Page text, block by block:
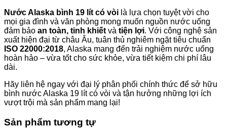
Nước Alaska bình 19 lít có vòi là lựa chọn tuyệt vời cho
mọi gia đình và văn phòng mong muốn nguồn nước uống
đảm bảo an toàn, tinh khiết và tiện lợi. Với công nghệ sản
xuất hiện đại từ châu Âu, tuân thủ nghiêm ngặt tiêu chuẩn
ISO 22000:2018, Alaska mang đến trải nghiệm nước uống
hoàn hảo – vừa tốt cho sức khỏe, vừa tiết kiệm chi phí lâu
dài.
Hãy liên hệ ngay với đại lý phân phối chính thức để sở hữu
bình nước Alaska 19 lít có vòi và tận hưởng những lợi ích
vượt trội mà sản phẩm mang lại!
Sản phẩm tương tự